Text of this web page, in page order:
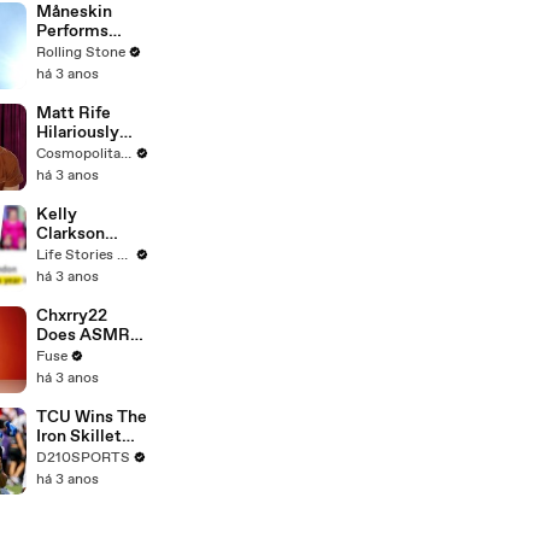
Måneskin
Performs
"HONEY" at
MSG
Rolling Stone
há 3 anos
Matt Rife
Hilariously
Roasts Your
Dating
Cosmopolitan
Cosmopolitan USA
há 3 anos
Kelly
Clarkson
Fights Back
Against
Blackstock In
Devastating
Divorce
Battle
Life Stories By Goalcast
há 3 anos
Chxrry22
Does ASMR
with Matcha,
Talks Using
Escape &
Touring with
The Weeknd
Fuse
há 3 anos
TCU Wins The
Iron Skillet
With A 34-17
Win Over
D210SPORTS
há 3 anos